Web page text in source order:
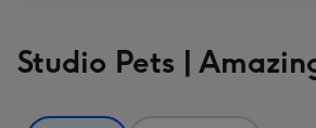
Studio Pets |